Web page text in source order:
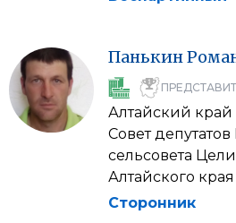
Панькин
Алтайский край
Совет
сельсовета
Алтайского края
Сторонник